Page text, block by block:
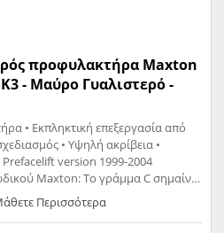
προφυλακτήρα Maxton
- Μαύρο Γυαλιστερό -
• Εκπληκτική επεξεργασία από
• Υψηλή ακρίβεια •
version 1999-2004
Maxton: Το γράμμα C σημαίνει
Glossy Black Το γράμμα T
Περισσότερα